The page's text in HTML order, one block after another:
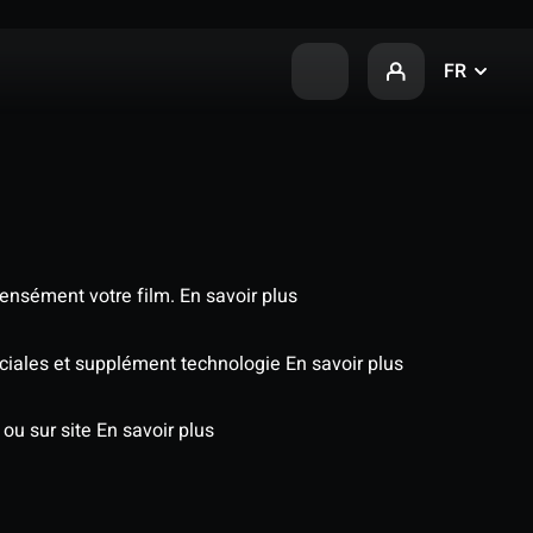
FR
votre film. En savoir plus
et supplément technologie En savoir plus
sur site En savoir plus